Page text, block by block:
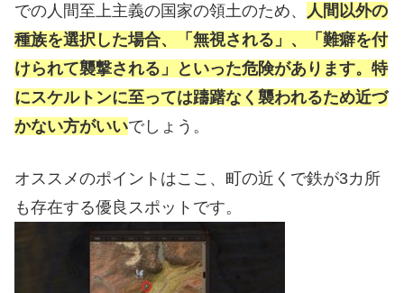
での人間至上主義の国家の領土のため、 人間以外の
種族を選択した場合、「無視される」、「難癖を付
けられて襲撃される」といった危険があります。特
にスケルトンに至っては躊躇なく襲われるため近づ
かない方がいいでしょう。
オススメのポイントはここ、町の近くで鉄が3カ所
も存在する優良スポットです。